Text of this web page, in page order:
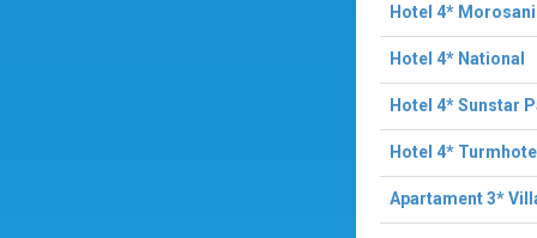
Hotel 4*
Hotel 4* National
Hotel 4* Sunstar
Hotel 4*
Apartament 3*